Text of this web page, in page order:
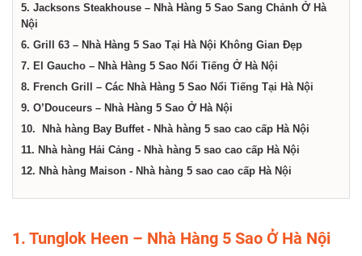
vụ
Hà
Nội
5. Jacksons Steakhouse – Nhà Hàng 5 Sao Sang Chảnh Ở Hà
Nội
6. Grill 63 – Nhà Hàng 5 Sao Tại Hà Nội Không Gian Đẹp
7. El Gaucho – Nhà Hàng 5 Sao Nổi Tiếng Ở Hà Nội
8. French Grill – Các Nhà Hàng 5 Sao Nổi Tiếng Tại Hà Nội
9. O’Douceurs – Nhà Hàng 5 Sao Ở Hà Nội
10.
Nhà hàng Bay Buffet - Nhà hàng 5 sao cao cấp Hà Nội
11. Nhà hàng Hải Cảng - Nhà hàng 5 sao cao cấp Hà Nội
12. Nhà hàng Maison - Nhà hàng 5 sao cao cấp Hà Nội
1. Tunglok Heen – Nhà Hàng 5 Sao Ở Hà Nội